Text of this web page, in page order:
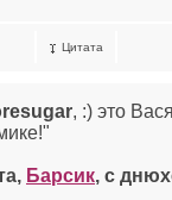
Цитата
, :) это
Барсик, с